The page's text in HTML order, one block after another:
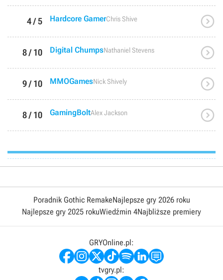
4 / 5 Hardcore GamerChris Shive 
8 / 10 Digital ChumpsNathaniel Stevens 
9 / 10 MMOGamesNick Shively 
8 / 10 GamingBoltAlex Jackson 
Poradnik Gothic RemakeNajlepsze gry 2026 roku
Najlepsze gry 2025 rokuWiedźmin 4Najbliższe premiery
GRYOnline.pl:
tvgry.pl: